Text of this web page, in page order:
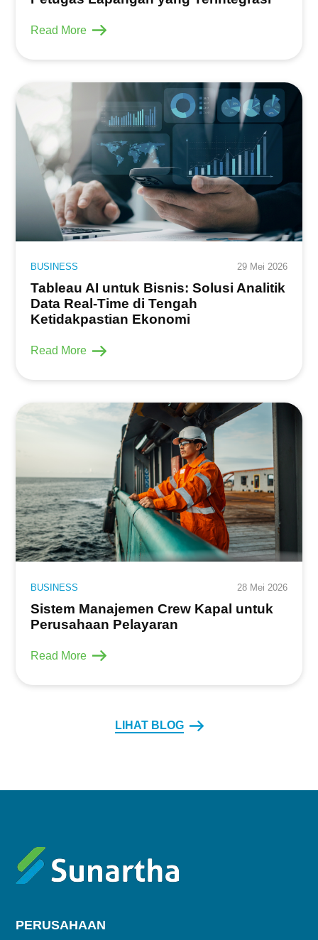
Read More
BUSINESS 29 Mei 2026
Tableau AI untuk Bisnis: Solusi Analitik
Data Real-Time di Tengah
Ketidakpastian Ekonomi
Read More
BUSINESS 28 Mei 2026
Sistem Manajemen Crew Kapal untuk
Perusahaan Pelayaran
Read More
LIHAT BLOG
PERUSAHAAN